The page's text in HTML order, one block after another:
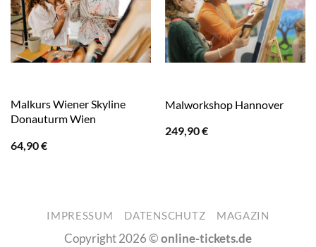
Malkurs Wiener Skyline
Donauturm Wien
64,90€
Malworkshop Hannover
249,90€
IMPRESSUM DATENSCHUTZ MAGAZIN
Copyright 2026 ©online-tickets.de